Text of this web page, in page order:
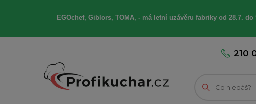
EGOchef, Giblors, TOMA, -má letní uzávěru fabriky od 28.7. do
210